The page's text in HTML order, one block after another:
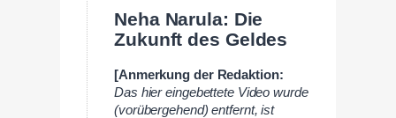
Neha Narula: Die
Zukunft des Geldes
[Anmerkung der Redaktion:
Das hier eingebettete Video wurde
(vorübergehend) entfernt, ist